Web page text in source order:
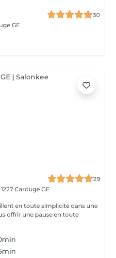
30
GE
29
1227 Carouge GE
en toute simplicité dans une
offrir une pause en toute